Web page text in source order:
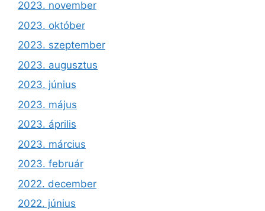
2023. november
2023. október
2023. szeptember
2023. augusztus
2023. június
2023. május
2023. április
2023. március
2023. február
2022. december
2022. június